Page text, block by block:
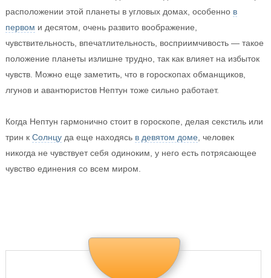
расположении этой планеты в угловых домах, особенно в
первом и десятом, очень развито воображение,
чувствительность, впечатлительность, восприимчивость — такое
положение планеты излишне трудно, так как влияет на избыток
чувств. Можно еще заметить, что в гороскопах обманщиков,
лгунов и авантюристов Нептун тоже сильно работает.
Когда Нептун гармонично стоит в гороскопе, делая секстиль или
трин к Солнцуда еще находясь в девятом доме, человек
никогда не чувствует себя одиноким, у него есть потрясающее
чувство единения со всем миром.